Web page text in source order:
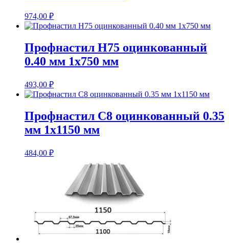
974,00 ₽
Профнастил Н75 оцинкованный
0.40 мм 1х750 мм
493,00 ₽
Профнастил С8 оцинкованный 0.35
мм 1х1150 мм
484,00 ₽